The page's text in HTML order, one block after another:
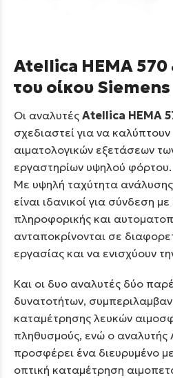
Atellica HEMA 570
του οίκου Siemens
Οι αναλυτές Atellica HEMA
σχεδιαστεί για να καλύπτουν
αιματολογικών εξετάσεων
εργαστηρίων υψηλού φόρτου.
Με υψηλή ταχύτητα
είναι ιδανικοί για σύνδεση
πληροφορικής και
ανταποκρίνονται σε
εργασίας και να ενισχύουν
Και οι δυο αναλυτές δύο
δυνατοτήτων,
καταμέτρησης λευκών
πληθυσμούς, ενώ ο αναλυτής
προσφέρει ένα διευρυμένο
οπτική καταμέτρηση